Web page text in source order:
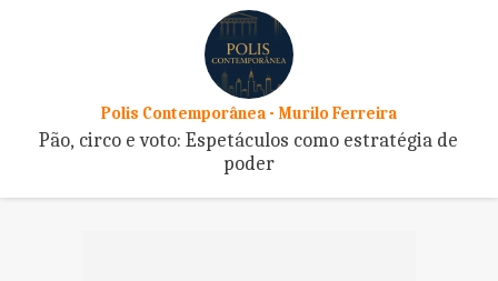
Polis Contemporânea - Murilo Ferreira
Pão, circo e voto: Espetáculos como estratégia de
poder